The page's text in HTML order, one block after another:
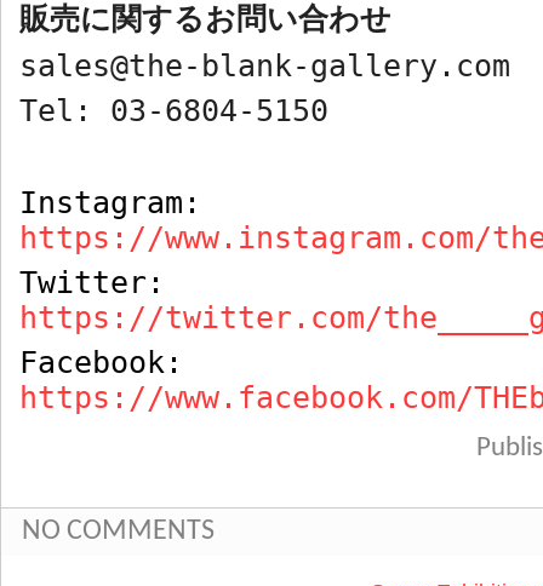
販売に関するお問い合わせ
sales@the-blank-gallery.com
Tel: 03-6804-5150
Instagram:
https://www.instagram.com/
Twitter:
https://twitter.com/
Facebook:
https://www.facebook.com/
NO COMMENTS